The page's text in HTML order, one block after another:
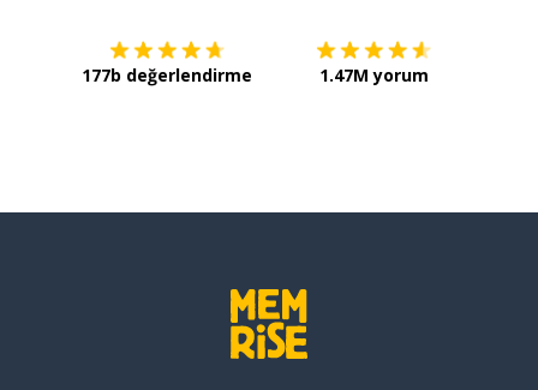
177b değerlendirme 1.47M yorum